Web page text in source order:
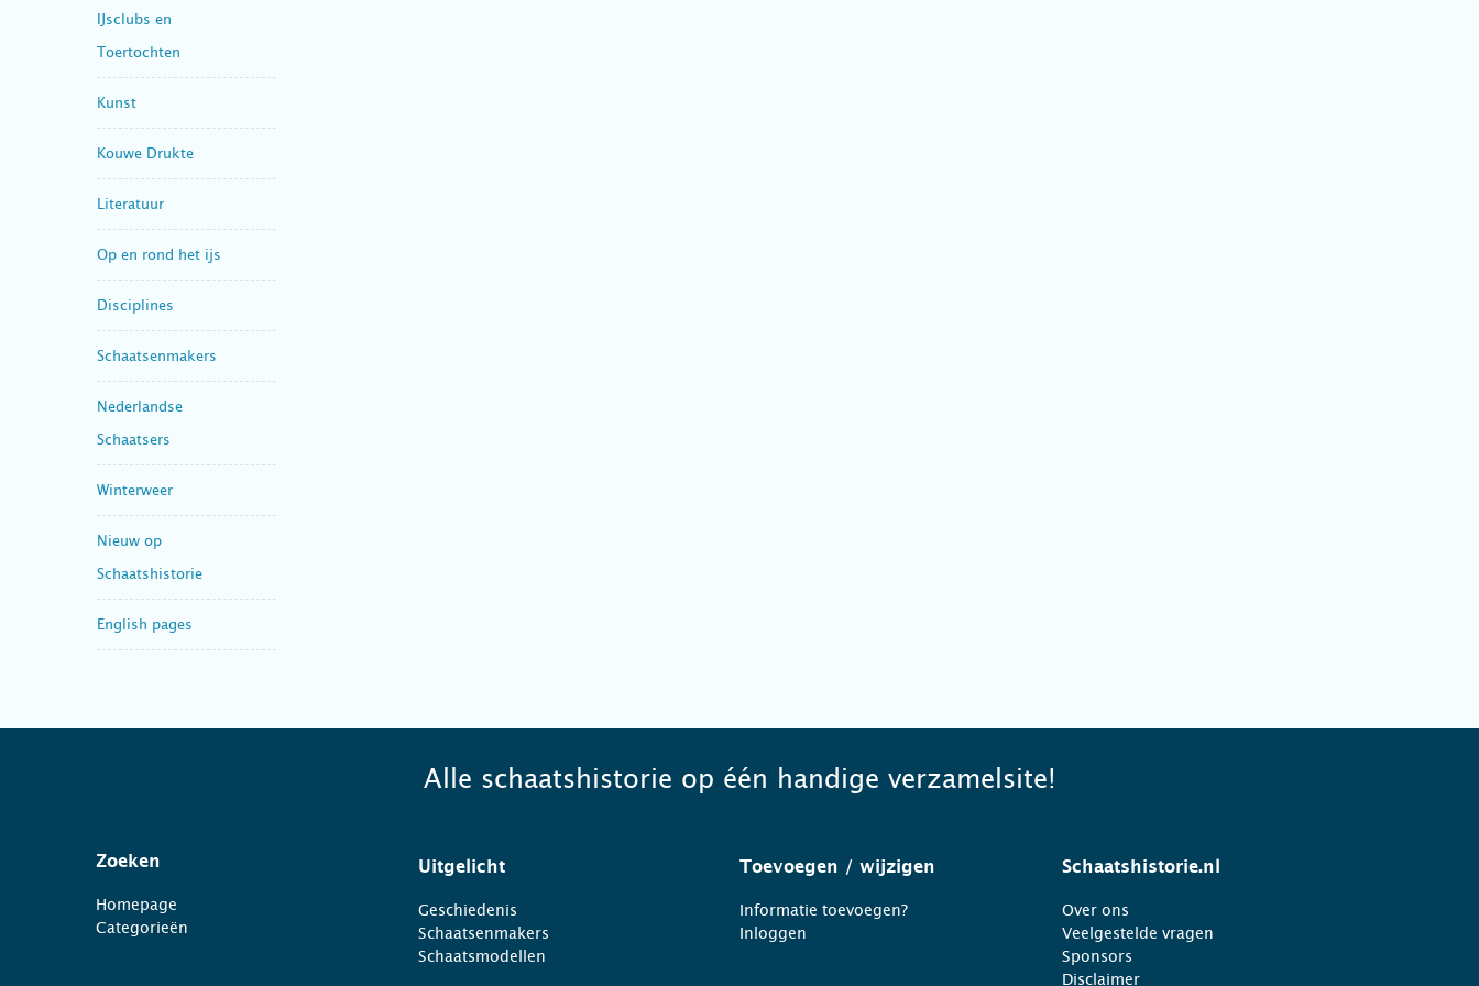
IJsclubs en
Toertochten
Kunst
Kouwe Drukte
Literatuur
Op en rond het ijs
Disciplines
Schaatsenmakers
Nederlandse
Schaatsers
Winterweer
Nieuw op
Schaatshistorie
English pages
Alle schaatshistorie op één handige verzamelsite!
Zoeken
Homepage
Categorieën
Uitgelicht
Geschiedenis
Schaatsenmakers
Schaatsmodellen
Toevoegen / wijzigen
Informatie toevoegen?
Inloggen
Schaatshistorie.nl
Over ons
Veelgestelde vragen
Sponsors
Disclaimer